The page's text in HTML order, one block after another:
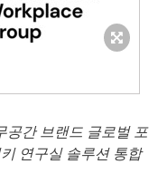
공간 브랜드 글로벌 포
연구실 솔루션 통합